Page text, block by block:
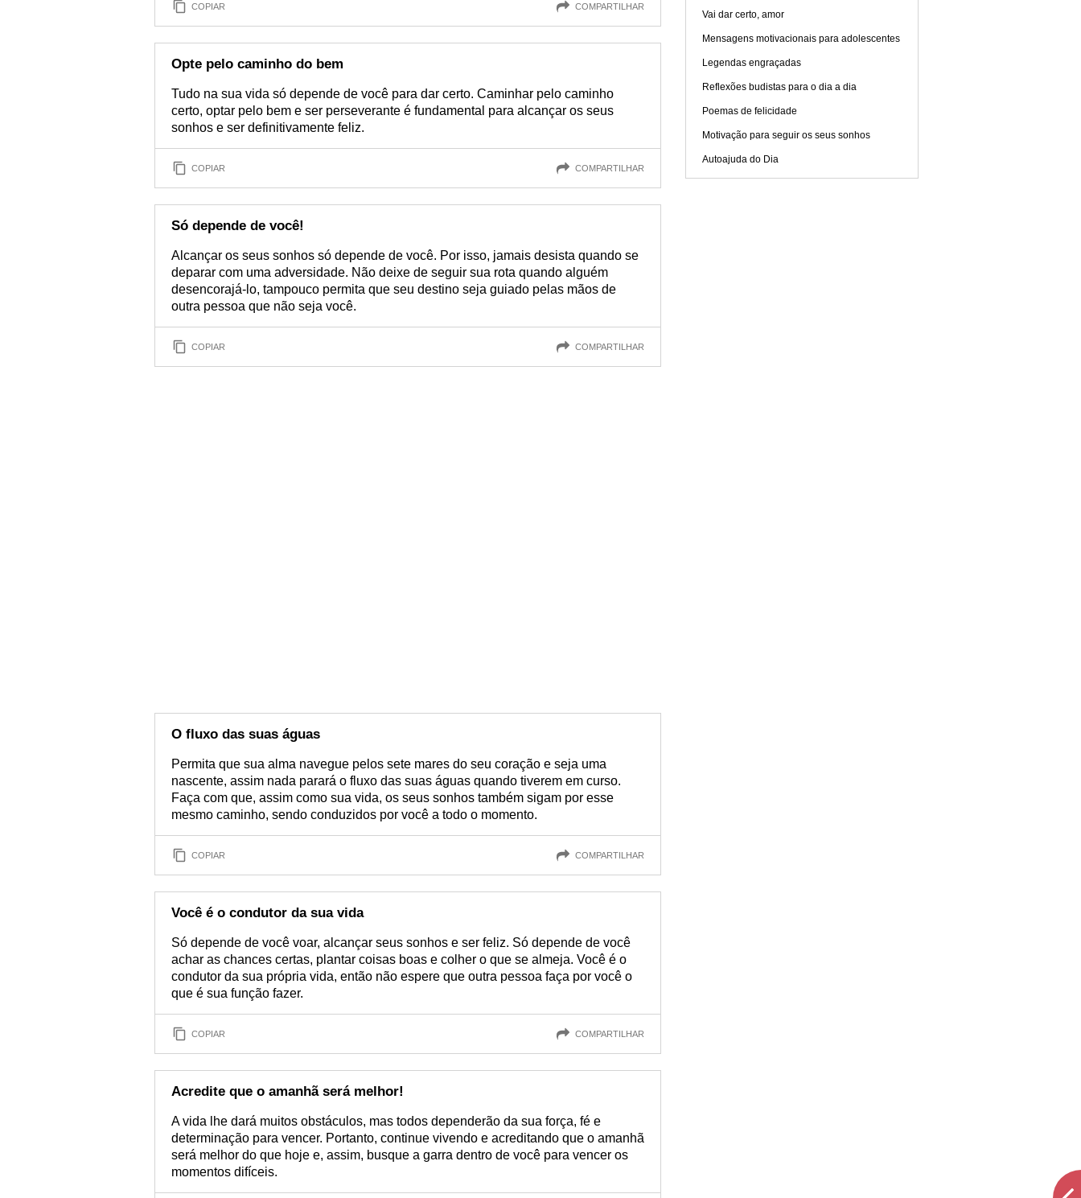
COPIAR COMPARTILHAR
Opte pelo caminho do bem
Tudo na sua vida só depende de você para dar certo. Caminhar pelo caminho
certo, optar pelo bem e ser perseverante é fundamental para alcançar os seus
sonhos e ser definitivamente feliz.
COPIAR COMPARTILHAR
Só depende de você!
Alcançar os seus sonhos só depende de você. Por isso, jamais desista quando se
deparar com uma adversidade. Não deixe de seguir sua rota quando alguém
desencorajá-lo, tampouco permita que seu destino seja guiado pelas mãos de
outra pessoa que não seja você.
COPIAR COMPARTILHAR
O fluxo das suas águas
Permita que sua alma navegue pelos sete mares do seu coração e seja uma
nascente, assim nada parará o fluxo das suas águas quando tiverem em curso.
Faça com que, assim como sua vida, os seus sonhos também sigam por esse
mesmo caminho, sendo conduzidos por você a todo o momento.
COPIAR COMPARTILHAR
Você é o condutor da sua vida
Só depende de você voar, alcançar seus sonhos e ser feliz. Só depende de você
achar as chances certas, plantar coisas boas e colher o que se almeja. Você é o
condutor da sua própria vida, então não espere que outra pessoa faça por você o
que é sua função fazer.
COPIAR COMPARTILHAR
Acredite que o amanhã será melhor!
A vida lhe dará muitos obstáculos, mas todos dependerão da sua força, fé e
determinação para vencer. Portanto, continue vivendo e acreditando que o amanhã
será melhor do que hoje e, assim, busque a garra dentro de você para vencer os
momentos difíceis.
Vai dar certo, amor
Mensagens motivacionais para adolescentes
Legendas engraçadas
Reflexões budistas para o dia a dia
Poemas de felicidade
Motivação para seguir os seus sonhos
Autoajuda do Dia